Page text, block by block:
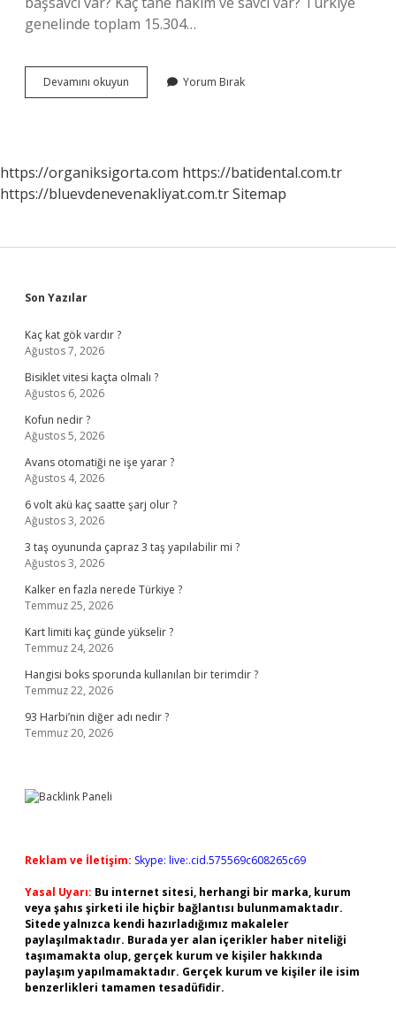
genelinde toplam 15.304…
Devamını okuyun Türkiyede
Kaç
Yorum Bırak
https://organiksigorta.com https://batidental.com.tr
https://bluevdenevenakliyat.com.trSitemap
Sidebar
Son Yazılar
Kaç kat gök vardır ?
Ağustos 7, 2026
Bisiklet vitesi kaçta olmalı ?
Ağustos 6, 2026
Kofun nedir ?
Ağustos 5, 2026
Avans otomatiği ne işe yarar ?
Ağustos 4, 2026
6 volt akü kaç saatte şarj olur ?
Ağustos 3, 2026
3 taş oyununda çapraz 3 taş yapılabilir mi ?
Ağustos 3, 2026
Kalker en fazla nerede Türkiye ?
Temmuz 25, 2026
Kart limiti kaç günde yükselir ?
Temmuz 24, 2026
Hangisi boks sporunda kullanılan bir terimdir ?
Temmuz 22, 2026
93 Harbi’nin diğer adı nedir ?
Temmuz 20, 2026
Reklam ve İletişim: Skype: live:.cid.575569c608265c69
Yasal Uyarı: Bu internet sitesi, herhangi bir marka, kurum
veya şahıs şirketi ile hiçbir bağlantısı bulunmamaktadır.
Sitede yalnızca kendi hazırladığımız makaleler
paylaşılmaktadır. Burada yer alan içerikler haber niteliği
taşımamakta olup, gerçek kurum ve kişiler hakkında
paylaşım yapılmamaktadır. Gerçek kurum ve kişiler ile isim
benzerlikleri tamamen tesadüfidir.